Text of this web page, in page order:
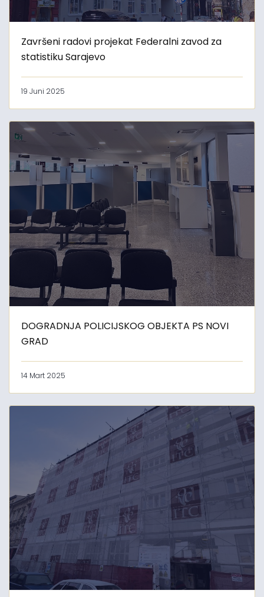
Završeni radovi projekat Federalni zavod za
statistiku Sarajevo
19 Juni 2025
DOGRADNJA POLICIJSKOG OBJEKTA PS NOVI
GRAD
14 Mart 2025